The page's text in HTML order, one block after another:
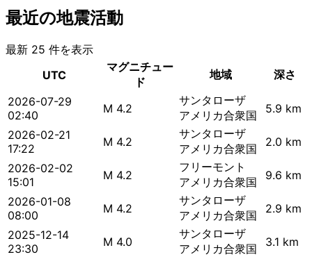
最近の地震活動
最新 25 件を表示
UTC
マグニチュー
ド
地域
深さ
2026-07-29
02:40
M 4.2
サンタローザ
アメリカ合衆国
5.9 km
2026-02-21
17:22
M 4.2
サンタローザ
アメリカ合衆国
2.0 km
2026-02-02
15:01
M 4.2
フリーモント
アメリカ合衆国
9.6 km
2026-01-08
08:00
M 4.2
サンタローザ
アメリカ合衆国
2.9 km
2025-12-14
23:30
M 4.0
サンタローザ
アメリカ合衆国
3.1 km